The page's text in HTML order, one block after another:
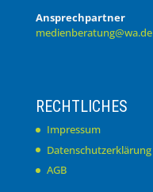
Ansprechpartner
medienberatung@wa.de
RECHTLICHES
Impressum
Datenschutzerklärung
AGB